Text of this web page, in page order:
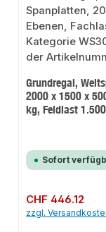
Grundregal,
2000 x 1500 x
kg, Feldlast
Sofort
Regulärer Preis:
CHF 446.12
zzgl.